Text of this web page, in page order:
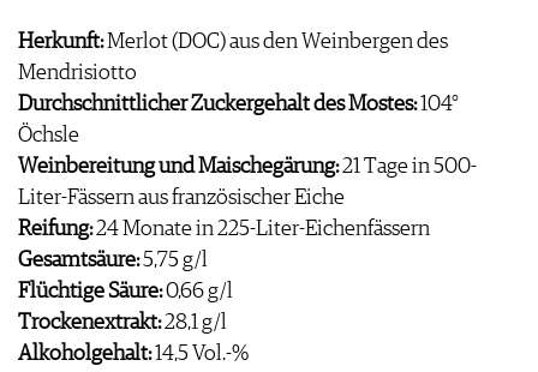
Herkunft:Merlot (DOC) aus den Weinbergen des
Mendrisiotto
Durchschnittlicher Zuckergehalt des Mostes:104°
Öchsle
Weinbereitung und Maischegärung:21 Tage in 500-
Liter-Fässern aus französischer Eiche
Reifung:24 Monate in 225-Liter-Eichenfässern
Gesamtsäure:5,75 g/l
Flüchtige Säure:0,66 g/l
Trockenextrakt:28,1 g/l
Alkoholgehalt:14,5 Vol.-%